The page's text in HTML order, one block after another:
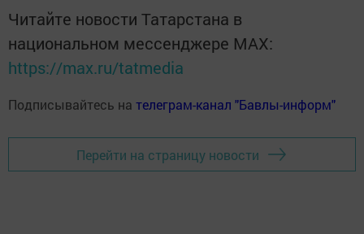
Читайте новости Татарстана в
национальном мессенджере MАХ:
https://max.ru/tatmedia
Подписывайтесь на телеграм-канал "Бавлы-информ"
Перейти на страницу новости